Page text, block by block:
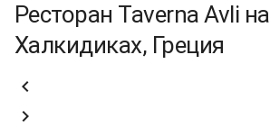
Ресторан Taverna Avli на
Халкидиках, Греция

